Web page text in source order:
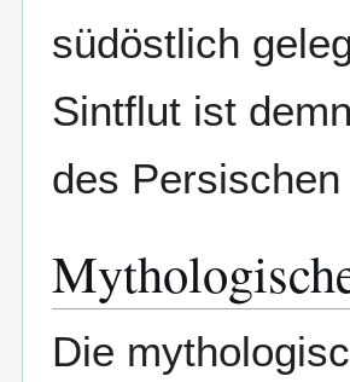
südöstlich
Sintflut ist
des
Die